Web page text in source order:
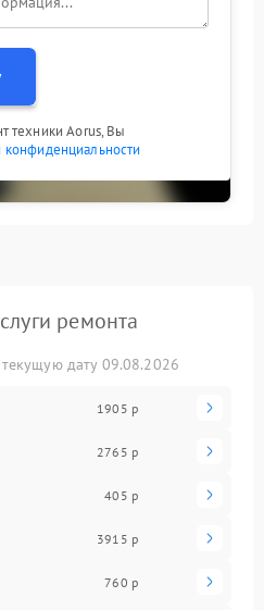
техники Aorus, Вы
конфиденциальности
ремонта
дату 09.08.2026
1905 р
2765 р
405 р
3915 р
760 р